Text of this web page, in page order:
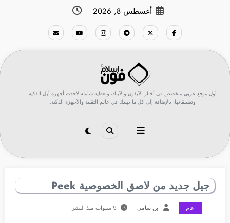
أغسطس 8, 2026
أول موقع عربي متخصص في أخبار الآيفون والآيباد، وتغطية شاملة لأحدث أجهزة أبل الذكية
وتطبيقاتها، بالإضافة إلى كل ما يهمك في عالم التقنية والأجهزة الذكية.
جيل جديد من لاصق الخصوصية Peek
عام بن سامي 9 سنوات منذ النشر